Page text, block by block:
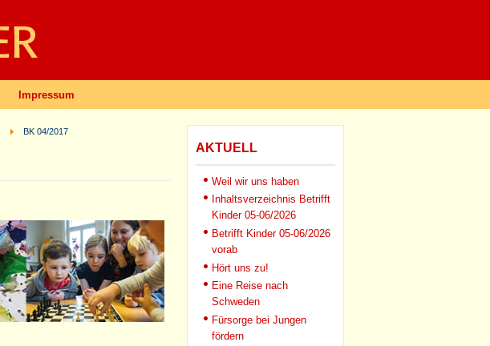
Impressum
BK 04/2017
AKTUELL
Weil wir uns haben
Inhaltsverzeichnis Betrifft
Kinder 05-06/2026
Betrifft Kinder 05-06/2026
vorab
Hört uns zu!
Eine Reise nach
Schweden
Fürsorge bei Jungen
fördern